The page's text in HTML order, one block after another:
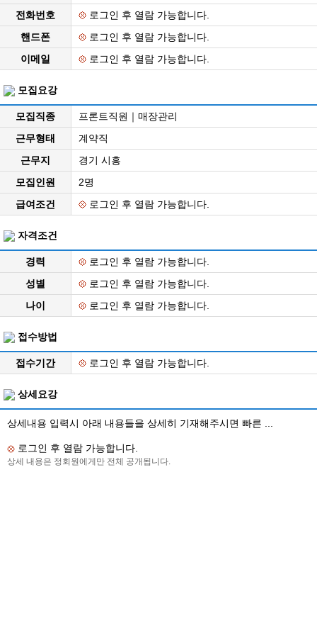
전화번호
로그인 후 열람 가능합니다.
핸드폰
로그인 후 열람 가능합니다.
이메일
로그인 후 열람 가능합니다.
모집요강
모집직종
프론트직원｜매장관리
근무형태
계약직
근무지
경기 시흥
모집인원
2명
급여조건
로그인 후 열람 가능합니다.
자격조건
경력
로그인 후 열람 가능합니다.
성별
로그인 후 열람 가능합니다.
나이
로그인 후 열람 가능합니다.
접수방법
접수기간 로그인 후 열람 가능합니다.
상세요강
상세내용 입력시 아래 내용들을 상세히 기재해주시면 빠른 ...
로그인 후 열람 가능합니다.
상세 내용은 정회원에게만 전체 공개됩니다.